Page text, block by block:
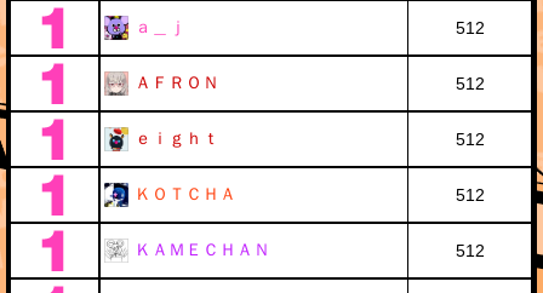
ａ＿ｊ 512
ＡＦＲＯＮ 512
ｅｉｇｈｔ 512
ＫＯＴＣＨＡ 512
ＫＡＭＥＣＨＡＮ 512